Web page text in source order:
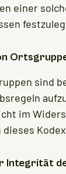
einer
sind
im
Integrität